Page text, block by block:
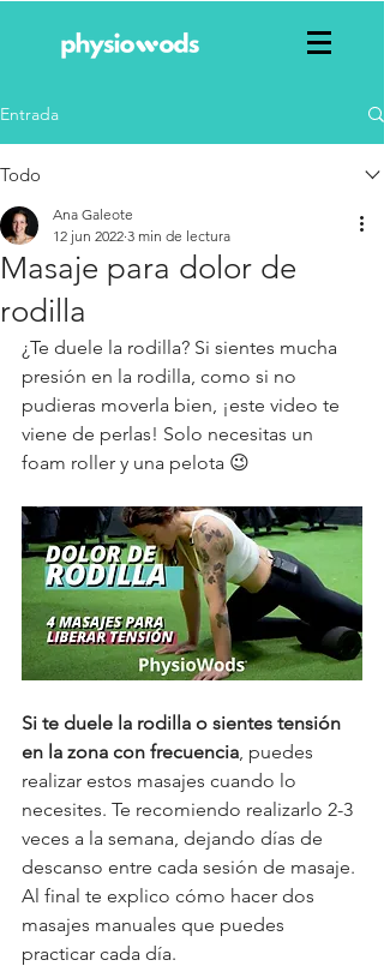
Entrada
Todo
Masaje para dolor de
rodilla
Ana Galeote
12 jun 2022 3 min de lectura
¿Te duele la rodilla? Si sientes mucha
presión en la rodilla, como si no
pudieras moverla bien, ¡este video te
viene de perlas! Solo necesitas un
foam roller y una pelota 😉
Si te duele la rodilla o sientes tensión
en la zona con frecuencia , puedes
realizar estos masajes cuando lo
necesites. Te recomiendo realizarlo 2-3
veces a la semana, dejando días de
descanso entre cada sesión de masaje.
Al final te explico cómo hacer dos
masajes manuales que puedes
practicar cada día.